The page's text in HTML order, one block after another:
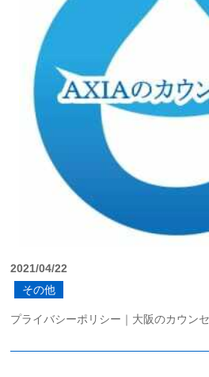
2021/04/22
その他
プライバシーポリシー｜大阪のカウン